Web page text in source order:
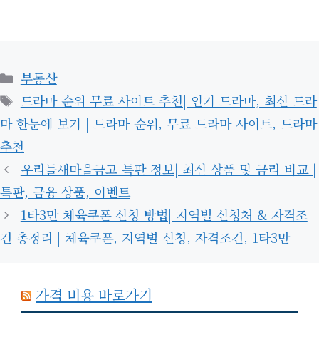
카
테
고
리
부동산
태
그
드라마 순위 무료 사이트 추천| 인기 드라마, 최신 드라
마 한눈에 보기 | 드라마 순위, 무료 드라마 사이트, 드라마
추천
우리들새마을금고 특판 정보| 최신 상품 및 금리 비교 |
특판, 금융 상품, 이벤트
1타3만 체육쿠폰 신청 방법| 지역별 신청처 & 자격조
건 총정리 | 체육쿠폰, 지역별 신청, 자격조건, 1타3만
가격 비용 바로가기